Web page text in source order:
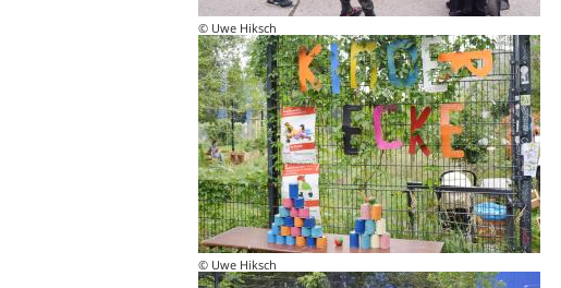
© Uwe Hiksch
© Uwe Hiksch